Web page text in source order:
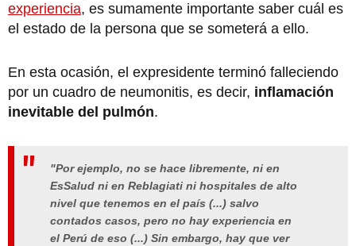
experiencia, es sumamente importante saber cuál es
el estado de la persona que se someterá a ello.
En esta ocasión, el expresidente terminó falleciendo
por un cuadro de neumonitis, es decir, inflamación
inevitable del pulmón.
"Por ejemplo, no se hace libremente, ni en
EsSalud ni en Reblagiati ni hospitales de alto
nivel que tenemos en el país (...) salvo
contados casos, pero no hay experiencia en
el Perú de eso (...) Sin embargo, hay que ver